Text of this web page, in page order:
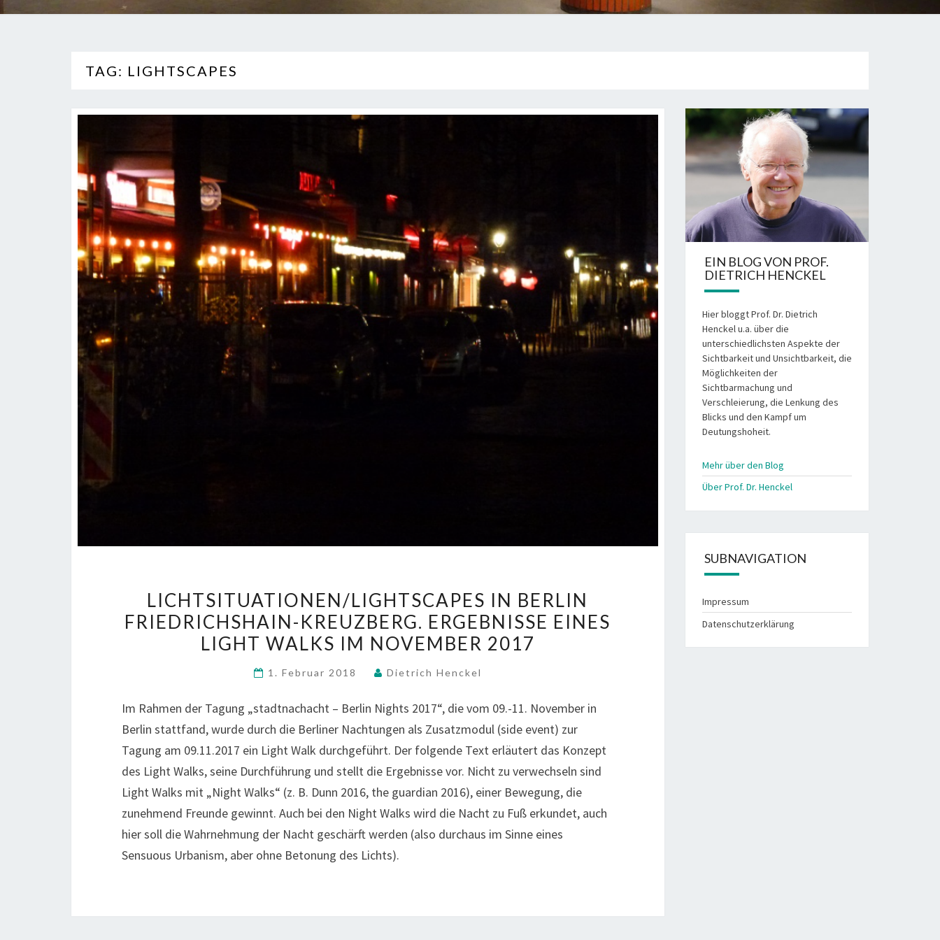
TAG: LIGHTSCAPES
I
C
H
T
S
T
U
A
T
I
O
N
E
N
/
G
LICHTSITUATIONEN/LIGHTSCAPES IN BERLIN
FRIEDRICHSHAIN-KREUZBERG. ERGEBNISSE EINES
LIGHT WALKS IM NOVEMBER 2017
1. Februar 2018 Dietrich Henckel
Im Rahmen der Tagung „stadtnachacht – Berlin Nights 2017“, die vom 09.-11. November in
Berlin stattfand, wurde durch die Berliner Nachtungen als Zusatzmodul (side event) zur
Tagung am 09.11.2017 ein Light Walk durchgeführt. Der folgende Text erläutert das Konzept
des Light Walks, seine Durchführung und stellt die Ergebnisse vor. Nicht zu verwechseln sind
Light Walks mit „Night Walks“ (z. B. Dunn 2016, the guardian 2016), einer Bewegung, die
zunehmend Freunde gewinnt. Auch bei den Night Walks wird die Nacht zu Fuß erkundet, auch
hier soll die Wahrnehmung der Nacht geschärft werden (also durchaus im Sinne eines
Sensuous Urbanism, aber ohne Betonung des Lichts).
EIN BLOG VON PROF.
DIETRICH HENCKEL
Hier bloggt Prof. Dr. Dietrich
Henckel u.a. über die
unterschiedlichsten Aspekte der
Sichtbarkeit und Unsichtbarkeit, die
Möglichkeiten der
Sichtbarmachung und
Verschleierung, die Lenkung des
Blicks und den Kampf um
Deutungshoheit.
Mehr über den Blog
Über Prof. Dr. Henckel
SUBNAVIGATION
Impressum
Datenschutzerklärung